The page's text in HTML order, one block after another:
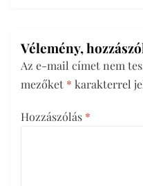
Vélemény,
Az e-mail címet nem
mezőket * karakterrel
Hozzászólás *